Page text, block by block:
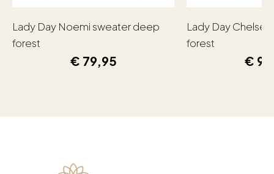
Lady Day Noemi sweater deep
forest
€ 79,95
Lady Day
forest
€